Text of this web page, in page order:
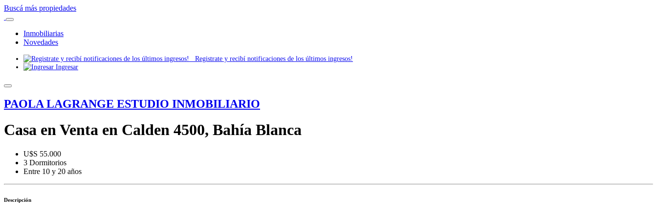
Buscá más propiedades
Inmobiliarias
Novedades
Registrate y recibí notificaciones de los últimos ingresos!
Ingresar
PAOLA LAGRANGE ESTUDIO INMOBILIARIO
Casa en Venta en Calden 4500, Bahía Blanca
U$S 55.000
3 Dormitorios
Entre 10 y 20 años
Descripción